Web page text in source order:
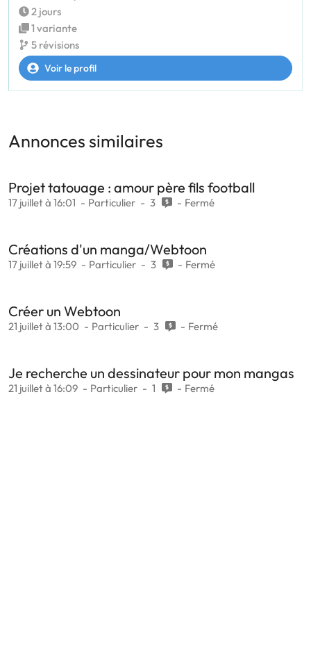
2 jours
1 variante
5 révisions
Voir le profil
Annonces similaires
Projet tatouage : amour père fils football
17 juillet à 16:01 Particulier 3 Fermé
Créations d'un manga/Webtoon
17 juillet à 19:59 Particulier 3 Fermé
Créer un Webtoon
21 juillet à 13:00 Particulier 3 Fermé
Je recherche un dessinateur pour mon mangas
21 juillet à 16:09 Particulier 1 Fermé